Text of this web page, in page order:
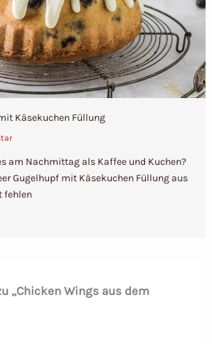
Käsekuchen Füllung
am Nachmittag als Kaffee und Kuchen?
Gugelhupf mit Käsekuchen Füllung aus
fehlen
„Chicken Wings aus dem